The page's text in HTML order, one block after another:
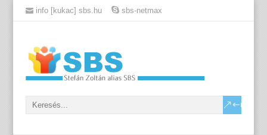
info [kukac] sbs.hu sbs-netmax